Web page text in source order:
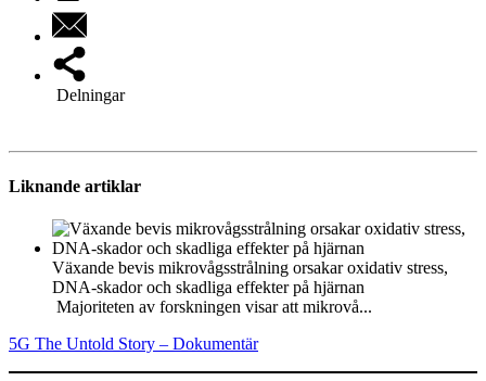
Delningar
Liknande artiklar
Växande bevis mikrovågsstrålning orsakar oxidativ stress,
DNA-skador och skadliga effekter på hjärnan
Majoriteten av forskningen visar att mikrovå...
5G The Untold Story – Dokumentär